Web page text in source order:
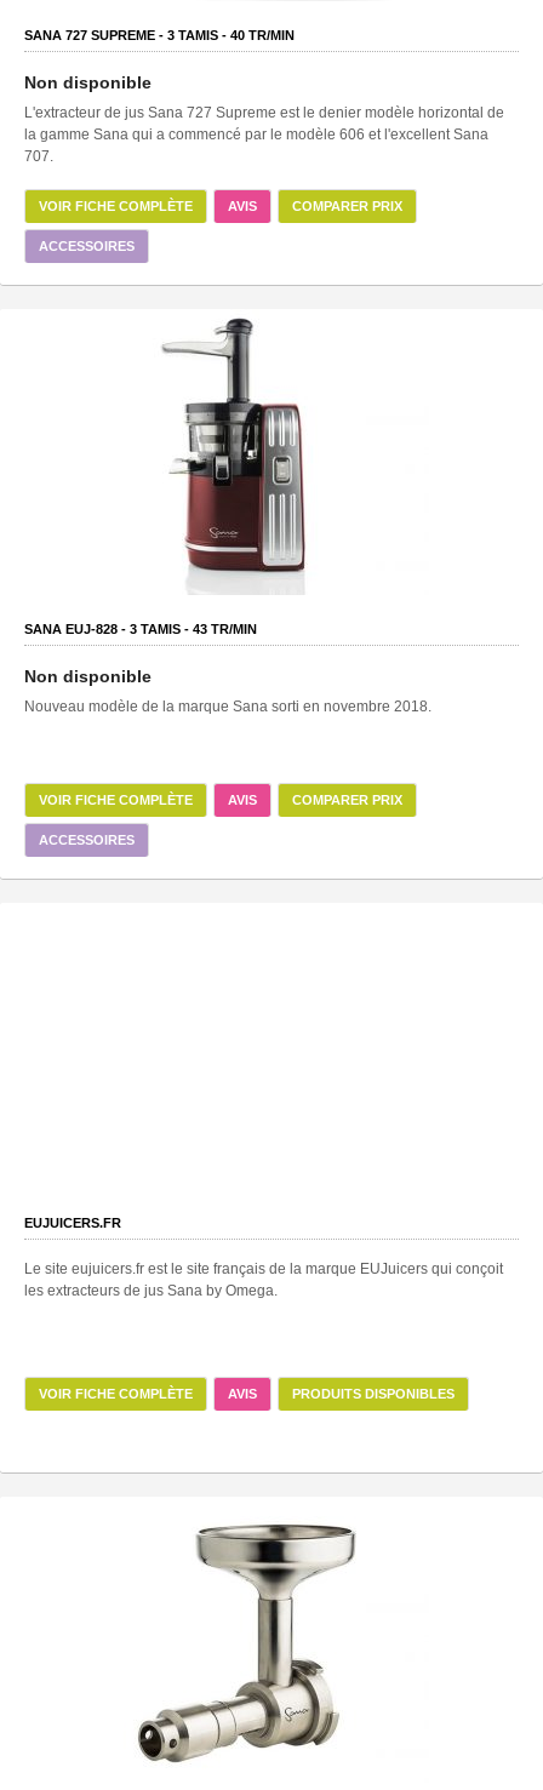
SANA 727 SUPREME - 3 TAMIS - 40 TR/MIN
Non disponible
L'extracteur de jus Sana 727 Supreme est le denier modèle horizontal de
la gamme Sana qui a commencé par le modèle 606 et l'excellent Sana
707.
VOIR FICHE COMPLÈTE AVIS COMPARER PRIX
ACCESSOIRES
SANA EUJ-828 - 3 TAMIS - 43 TR/MIN
Non disponible
Nouveau modèle de la marque Sana sorti en novembre 2018.
VOIR FICHE COMPLÈTE AVIS COMPARER PRIX
ACCESSOIRES
EUJUICERS.FR
Le site eujuicers.fr est le site français de la marque EUJuicers qui conçoit
les extracteurs de jus Sana by Omega.
VOIR FICHE COMPLÈTE AVIS PRODUITS DISPONIBLES